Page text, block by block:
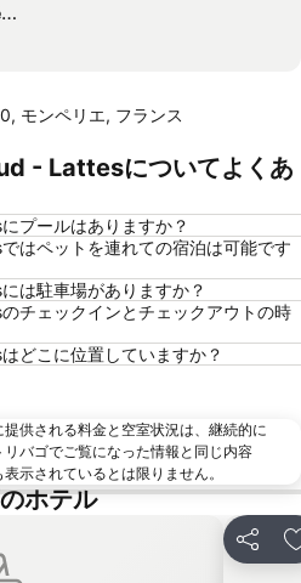
モンペリエ, フランス
- Lattesについてよくあ
プールはありますか？
はペットを連れての宿泊は可能です
は駐車場がありますか？
チェックインとチェックアウトの時
どこに位置していますか？
供される料金と空室状況は、継続的に
バゴでご覧になった情報と同じ内容
示されているとは限りません。
ホテル
シェア